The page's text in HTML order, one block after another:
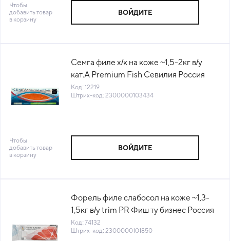
Чтобы
добавить товар
в корзину
ВОЙДИТЕ
Семга филе х/к на коже ~1,5-2кг в/у
кат.А Premium Fish Севилия Россия
(КОД 12219) (-18°С)
Код: 12219
Штрих-код: 2300000103434
Чтобы
добавить товар
в корзину
ВОЙДИТЕ
Форель филе слабосол на коже ~1,3-
1,5кг в/у trim PR Фиш ту бизнес Россия
(КОД 74132) (-18°С)
Код: 74132
Штрих-код: 2300000101850